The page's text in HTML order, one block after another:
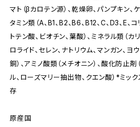
マト（βカロテン源）、乾燥卵、パンプキン、
タミン類（A、B1、B2、B6、B12、C、D3、E、
トテン酸、ビオチン、葉酸）、ミネラル類（カ
ロライド、セレン、ナトリウム、マンガン、ヨウ
銅）、アミノ酸類（メチオニン）、酸化防止剤
ル、ローズマリー抽出物、クエン酸）*ミッ
存
原産国